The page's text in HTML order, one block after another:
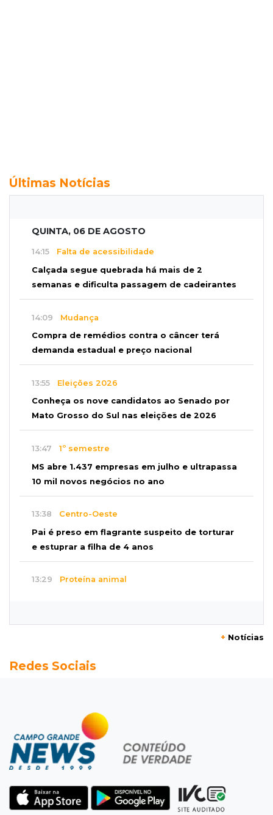
Últimas Notícias
QUINTA, 06 DE AGOSTO
14:15 Falta de acessibilidade
Calçada segue quebrada há mais de 2
semanas e dificulta passagem de cadeirantes
14:09 Mudança
Compra de remédios contra o câncer terá
demanda estadual e preço nacional
13:55 Eleições 2026
Conheça os nove candidatos ao Senado por
Mato Grosso do Sul nas eleições de 2026
13:47 1º semestre
MS abre 1.437 empresas em julho e ultrapassa
10 mil novos negócios no ano
13:38 Centro-Oeste
Pai é preso em flagrante suspeito de torturar
e estuprar a filha de 4 anos
13:29 Proteína animal
Exportações de Campo Grande batem
Adolescente apreendido
Menino de 11 anos queimado pode precisar de
hemodiálise; "só os pés escaparam"
Câmara derruba veto e garante consulta
simplificada a salários de servidores
+ Notícias
Redes Sociais